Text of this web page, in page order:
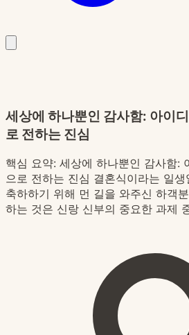
세상에 하나뿐인 감사함: 아이
로 전하는 진심
핵심 요약: 세상에 하나뿐인 감사함:
으로 전하는 진심 결혼식이라는 일
축하하기 위해 먼 길을 와주신 하객
하는 것은 신랑 신부의 중요한 과제